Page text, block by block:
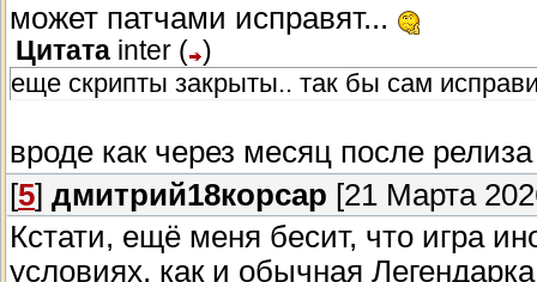
может патчами исправят...
Цитата inter ( )
еще скрипты закрыты.. так бы сам
вроде как через месяц после
[5] дмитрий18корсар [21 Марта
Кстати, ещё меня бесит, что игра
условиях, как и обычная